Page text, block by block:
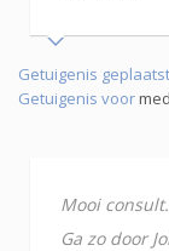
Getuigenis
Getuigenis voor
Mooi
Ga zo door